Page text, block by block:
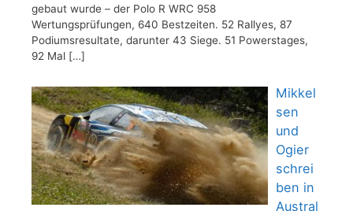
gebaut wurde – der Polo R WRC 958
Wertungsprüfungen, 640 Bestzeiten. 52 Rallyes, 87
Podiumsresultate, darunter 43 Siege. 51 Powerstages,
92 Mal […]
Mikkel
sen
und
Ogier
schrei
ben in
Austral